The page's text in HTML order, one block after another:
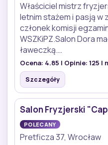
Właściciel mistrz
letnim stażem i pasją w
członek komisji
WSZKiPZ.Salon Dora
ławeczką.…
Ocena: 4.85 | Opinie: 125 |
Szczegóły
Salon Fryzjerski
POLECANY
Pretficza 37, Wrocław